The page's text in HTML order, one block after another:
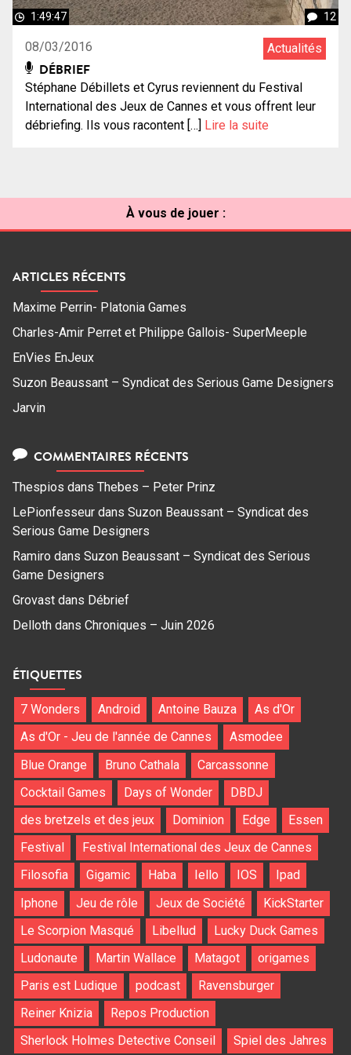
1:49:47 12
08/03/2016 Actualités
DÉBRIEF
Stéphane Débillets et Cyrus reviennent du Festival
International des Jeux de Cannes et vous offrent leur
débriefing. Ils vous racontent […] Lire la suite
À vous de jouer :
ARTICLES RÉCENTS
Maxime Perrin- Platonia Games
Charles-Amir Perret et Philippe Gallois- SuperMeeple
EnVies EnJeux
Suzon Beaussant – Syndicat des Serious Game Designers
Jarvin
COMMENTAIRES RÉCENTS
Thespios dans Thebes – Peter Prinz
LePionfesseur dans Suzon Beaussant – Syndicat des
Serious Game Designers
Ramiro dans Suzon Beaussant – Syndicat des Serious
Game Designers
Grovast dans Débrief
Delloth dans Chroniques – Juin 2026
ÉTIQUETTES
7 Wonders Android Antoine Bauza
As d'Or
As d'Or - Jeu de l'année de Cannes
Asmodee
Blue Orange
Bruno Cathala
Carcassonne
Cocktail Games
Days of Wonder
DBDJ
des bretzels et des jeux
Dominion Edge
Essen
Festival
Festival International des Jeux de Cannes
Filosofia
Gigamic Haba Iello IOS
Ipad
Iphone
Jeu de rôle Jeux de Société
KickStarter
Le Scorpion Masqué
Libellud
Lucky Duck Games
Ludonaute
Martin Wallace Matagot
origames
Paris est Ludique
podcast
Ravensburger
Reiner Knizia
Repos Production
Sherlock Holmes Detective Conseil
Spiel des Jahres